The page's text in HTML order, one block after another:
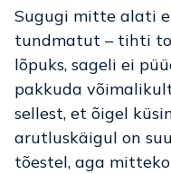
Sugugi mitte alati
tundmatut – tihti
lõpuks, sageli ei
pakkuda
sellest, et õigel
arutluskäigul on
tõestel, aga